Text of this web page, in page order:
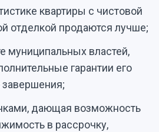
квартиры с чистовой
отделкой продаются лучше;
муниципальных властей,
гарантии его
дающая возможность
в рассрочку,